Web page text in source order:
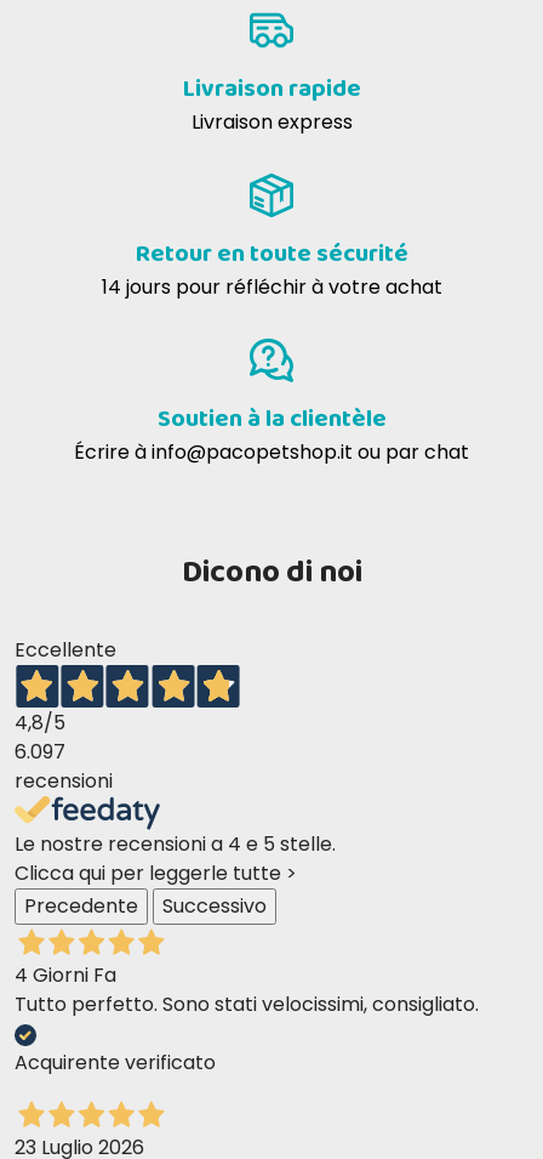
Livraison rapide
Livraison express
Retour en toute sécurité
14 jours pour réfléchir à votre achat
Soutien à la clientèle
Écrire àinfo@pacopetshop.it ou par chat
Dicono di noi
Eccellente
4,8/5
6.097
recensioni
Le nostre recensioni a 4 e 5 stelle.
Clicca qui per leggerle tutte >
Precedente
Successivo
4 Giorni Fa
Tutto perfetto. Sono stati velocissimi, consigliato.
Acquirente verificato
23 Luglio 2026